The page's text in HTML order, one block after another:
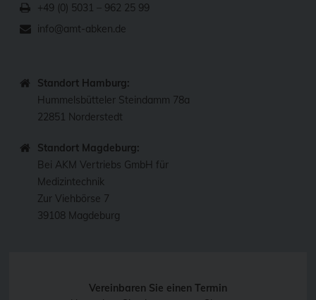
+49 (0) 5031 – 962 25 99
info@amt-abken.de
Standort Hamburg:
Hummelsbütteler Steindamm 78a
22851 Norderstedt
Standort Magdeburg:
Bei AKM Vertriebs GmbH für
Medizintechnik
Zur Viehbörse 7
39108 Magdeburg
Vereinbaren Sie einen Termin